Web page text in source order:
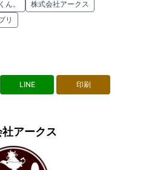
ん。
株式会社アークス
リ
LINE 印刷
アークス